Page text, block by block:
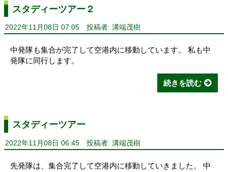
スタディーツアー２
2022年11月08日 07:05 投稿者: 溝端茂樹
中発隊も集合が完了して空港内に移動しています。 私も中
発隊に同行します。
続きを読む
スタディーツアー
2022年11月08日 06:45 投稿者: 溝端茂樹
先発隊は、集合完了して空港内に移動していきました。 中